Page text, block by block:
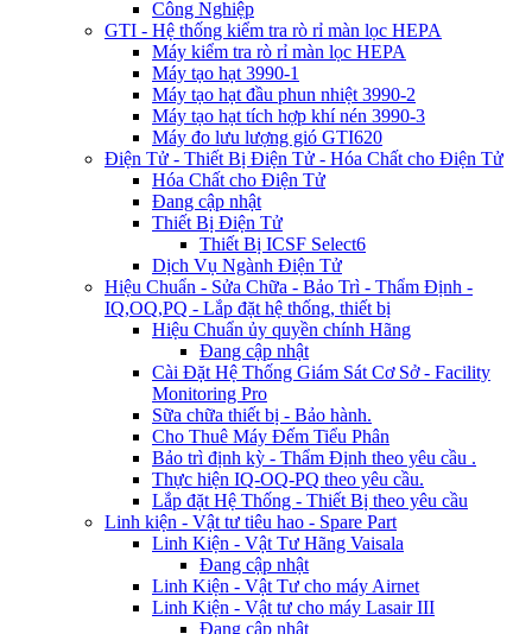
Công Nghiệp
GTI - Hệ thống kiểm tra rò rỉ màn lọc HEPA
Máy kiểm tra rò rỉ màn lọc HEPA
Máy tạo hạt 3990-1
Máy tạo hạt đầu phun nhiệt 3990-2
Máy tạo hạt tích hợp khí nén 3990-3
Máy đo lưu lượng gió GTI620
Điện Tử - Thiết Bị Điện Tử - Hóa Chất cho Điện Tử
Hóa Chất cho Điện Tử
Đang cập nhật
Thiết Bị Điện Tử
Thiết Bị ICSF Select6
Dịch Vụ Ngành Điện Tử
Hiệu Chuẩn - Sửa Chữa - Bảo Trì - Thẩm Định -
IQ,OQ,PQ - Lắp đặt hệ thống, thiết bị
Hiệu Chuẩn ủy quyền chính Hãng
Đang cập nhật
Cài Đặt Hệ Thống Giám Sát Cơ Sở - Facility
Monitoring Pro
Sữa chữa thiết bị - Bảo hành.
Cho Thuê Máy Đếm Tiểu Phân
Bảo trì định kỳ - Thẩm Định theo yêu cầu .
Thực hiện IQ-OQ-PQ theo yêu cầu.
Lắp đặt Hệ Thống - Thiết Bị theo yêu cầu
Linh kiện - Vật tư tiêu hao - Spare Part
Linh Kiện - Vật Tư Hãng Vaisala
Đang cập nhật
Linh Kiện - Vật Tư cho máy Airnet
Linh Kiện - Vật tư cho máy Lasair III
Đang cập nhật